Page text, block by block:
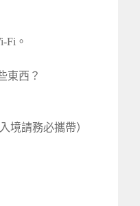
Fi。
東西？
境請務必攜帶）